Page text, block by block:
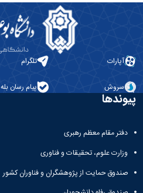
آپارات تلگرام
سروش پیام رسان بله
پیوندها
دفتر مقام معظم رهبری
وزارت علوم، تحقیقات و فناوری
صندوق حمایت از پژوهشگران و فناوران کشور